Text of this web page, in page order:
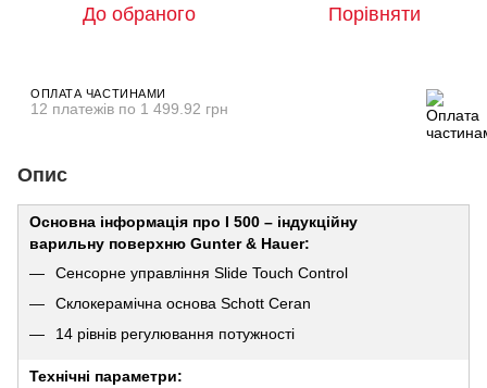
До обраного Порівняти
ОПЛАТА ЧАСТИНАМИ
12 платежів по 1 499.92 грн
Опис
Основна інформація про I 500 – індукційну
варильну поверхню Gunter & Hauer:
Сенсорне управління Slide Touch Control
Склокерамічна основа Schott Ceran
14 рівнів регулювання потужності
Технічні параметри: